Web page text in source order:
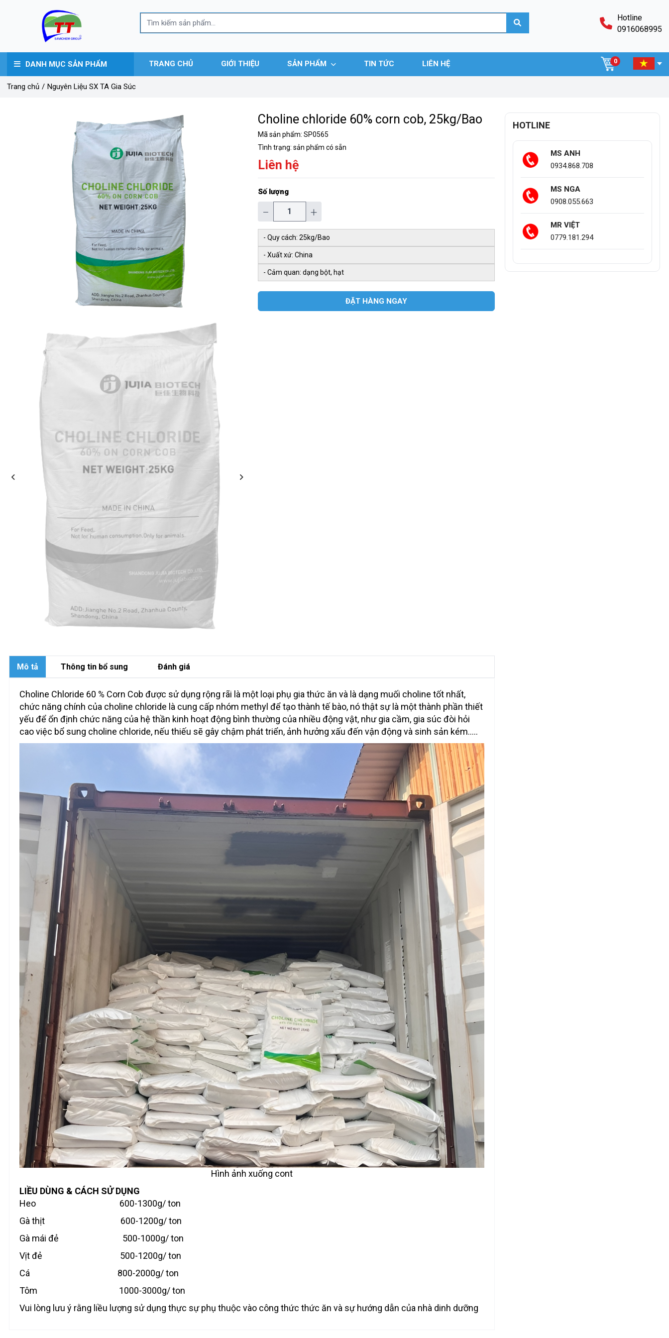
Hotline
0916068995
DANH MỤC SẢN PHẨM TRANG CHỦ GIỚI THIỆU SẢN PHẨM TIN TỨC LIÊN HỆ 0
Trang chủ / Nguyên Liệu SX TA Gia Súc
Choline chloride 60% corn cob, 25kg/Bao
Mã sản phẩm: SP0565
Tình trạng: sản phẩm có sẵn
Liên hệ
Số lượng
− +
- Quy cách: 25kg/Bao
- Xuất xứ: China
- Cảm quan: dạng bột, hạt
ĐẶT HÀNG NGAY
Mô tả Thông tin bổ sung Đánh giá
Choline Chloride 60 % Corn Cob được sử dụng rộng rãi là một loại phụ gia thức ăn và là dạng muối choline tốt nhất,
chức năng chính của choline chloride là cung cấp nhóm methyl để tạo thành tế bào, nó thật sự là một thành phần thiết
yếu để ổn định chức năng của hệ thần kinh hoạt động bình thường của nhiều động vật, như gia cầm, gia súc đòi hỏi
cao việc bổ sung choline chloride, nếu thiếu sẽ gây chậm phát triển, ảnh hưởng xấu đến vận động và sinh sản kém…..
Hình ảnh xuống cont
LIỀU DÙNG & CÁCH SỬ DỤNG
Heo 600-1300g/ ton
Gà thịt 600-1200g/ ton
Gà mái đẻ 500-1000g/ ton
Vịt đẻ 500-1200g/ ton
Cá 800-2000g/ ton
Tôm 1000-3000g/ ton
Vui lòng lưu ý rằng liều lượng sử dụng thực sự phụ thuộc vào công thức thức ăn và sự hướng dẫn của nhà dinh dưỡng
HOTLINE
MS ANH
0934.868.708
MS NGA
0908.055.663
MR VIỆT
0779.181.294